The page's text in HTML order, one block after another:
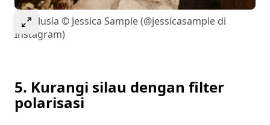
Select to expand image
Andalusía © Jessica Sample (@jessicasample di
Instagram)
5. Kurangi silau dengan filter
polarisasi